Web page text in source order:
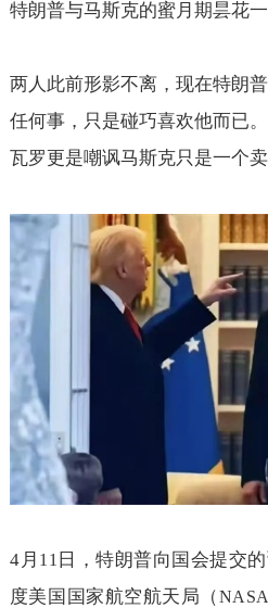
特朗普与马斯克的蜜月期昙花一
两人此前形影不离，现在特朗
任何事，只是碰巧喜欢他而已
瓦罗更是嘲讽马斯克只是一个卖
4 月 11 日，特朗普向国会提交
度美国国家航空航天局（NASA